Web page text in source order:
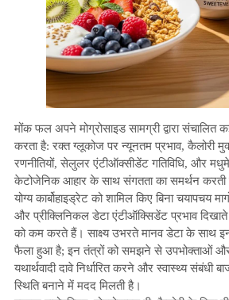
मोंक फल अपने मोग्रोसाइड सामग्री द्वारा संचालित
करता है: रक्त ग्लूकोज पर न्यूनतम प्रभाव, कैलोरी
रणनीतियों, सेलुलर एंटीऑक्सीडेंट गतिविधि, और
केटोजेनिक आहार के साथ संगतता का समर्थन करती
योग्य कार्बोहाइड्रेट को शामिल किए बिना चयापचय
और प्रीक्लिनिकल डेटा एंटीऑक्सिडेंट प्रभाव दिखाते
को कम करते हैं। साक्ष्य उभरते मानव डेटा के साथ
फैला हुआ है; इन तंत्रों को समझने से उपभोक्ताओं और
यथार्थवादी दावे निर्धारित करने और स्वास्थ्य संबंधी
स्थिति बनाने में मदद मिलती है।